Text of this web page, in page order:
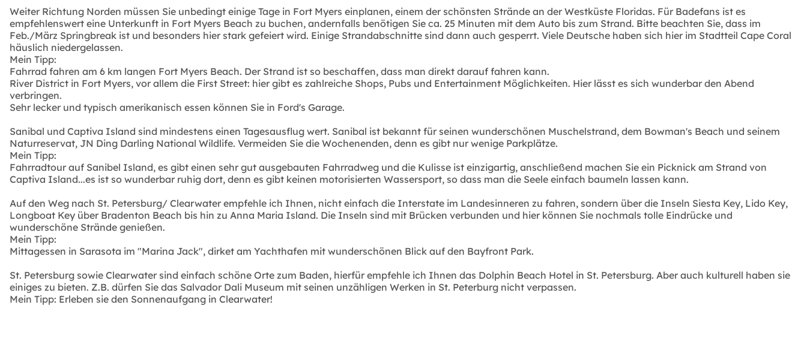
Weiter Richtung Norden müssen Sie unbedingt einige Tage in Fort Myers einplanen, einem der schönsten Strände an der Westküste Floridas. Für Badefans ist es
empfehlenswert eine Unterkunft in Fort Myers Beach zu buchen, andernfalls benötigen Sie ca. 25 Minuten mit dem Auto bis zum Strand. Bitte beachten Sie, dass im
Feb./März Springbreak ist und besonders hier stark gefeiert wird. Einige Strandabschnitte sind dann auch gesperrt. Viele Deutsche haben sich hier im Stadtteil Cape Coral
häuslich niedergelassen.
Mein Tipp:
Fahrrad fahren am 6 km langen Fort Myers Beach. Der Strand ist so beschaffen, dass man direkt darauf fahren kann.
River District in Fort Myers, vor allem die First Street: hier gibt es zahlreiche Shops, Pubs und Entertainment Möglichkeiten. Hier lässt es sich wunderbar den Abend
verbringen.
Sehr lecker und typisch amerikanisch essen können Sie in Ford's Garage.
Sanibal und Captiva Island sind mindestens einen Tagesausflug wert. Sanibal ist bekannt für seinen wunderschönen Muschelstrand, dem Bowman's Beach und seinem
Naturreservat, JN Ding Darling National Wildlife. Vermeiden Sie die Wochenenden, denn es gibt nur wenige Parkplätze.
Mein Tipp:
Fahrradtour auf Sanibel Island, es gibt einen sehr gut ausgebauten Fahrradweg und die Kulisse ist einzigartig, anschließend machen Sie ein Picknick am Strand von
Captiva Island...es ist so wunderbar ruhig dort, denn es gibt keinen motorisierten Wassersport, so dass man die Seele einfach baumeln lassen kann.
Auf den Weg nach St. Petersburg/ Clearwater empfehle ich Ihnen, nicht einfach die Interstate im Landesinneren zu fahren, sondern über die Inseln Siesta Key, Lido Key,
Longboat Key über Bradenton Beach bis hin zu Anna Maria Island. Die Inseln sind mit Brücken verbunden und hier können Sie nochmals tolle Eindrücke und
wunderschöne Strände genießen.
Mein Tipp:
Mittagessen in Sarasota im "Marina Jack", dirket am Yachthafen mit wunderschönen Blick auf den Bayfront Park.
St. Petersburg sowie Clearwater sind einfach schöne Orte zum Baden, hierfür empfehle ich Ihnen das Dolphin Beach Hotel in St. Petersburg. Aber auch kulturell haben sie
einiges zu bieten. Z.B. dürfen Sie das Salvador Dali Museum mit seinen unzähligen Werken in St. Peterburg nicht verpassen.
Mein Tipp: Erleben sie den Sonnenaufgang in Clearwater!